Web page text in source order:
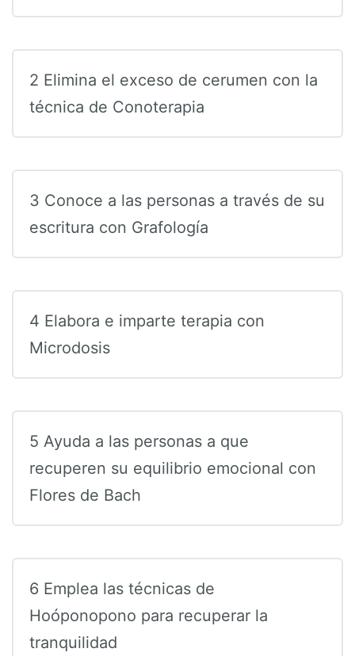
2 Elimina el exceso de cerumen con la
técnica de Conoterapia
3 Conoce a las personas a través de su
escritura con Grafología
4 Elabora e imparte terapia con
Microdosis
5 Ayuda a las personas a que
recuperen su equilibrio emocional con
Flores de Bach
6 Emplea las técnicas de
Hoóponopono para recuperar la
tranquilidad